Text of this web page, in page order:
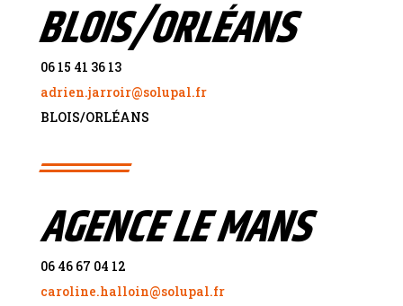
BLOIS/ORLÉANS
06 15 41 36 13
adrien.jarroir@solupal.fr
BLOIS/ORLÉANS
AGENCE LE MANS
06 46 67 04 12
caroline.halloin@solupal.fr